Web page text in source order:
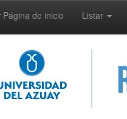
Página de inicio Listar